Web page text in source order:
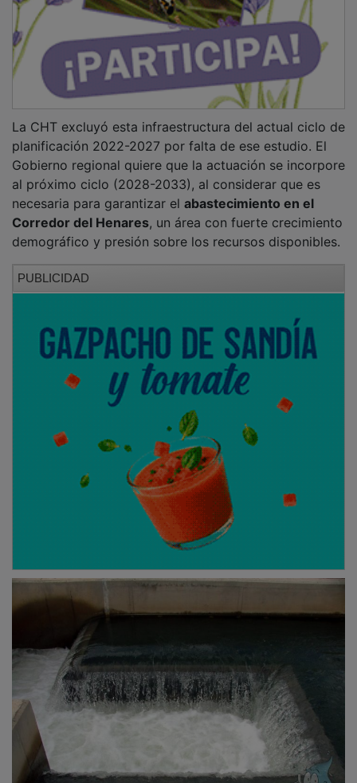
planificación 2022-2027 por falta de ese estudio. El
Gobierno regional quiere que la actuación se incorpore
al próximo ciclo (2028-2033), al considerar que es
necesaria para garantizar elabastecimiento en el
Corredor del Henares, un área con fuerte crecimiento
demográfico y presión sobre los recursos disponibles.